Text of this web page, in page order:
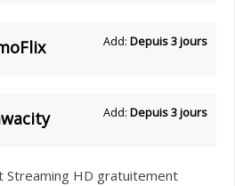
Add: Depuis 3 jours
Add: Depuis 3 jours
Streaming HD gratuitement